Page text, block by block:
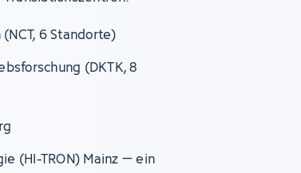
6 Standorte)
(DKTK, 8
(HI-TRON) Mainz – ein